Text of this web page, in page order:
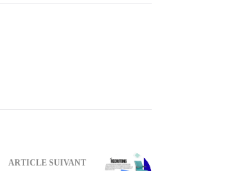
ARTICLE SUIVANT